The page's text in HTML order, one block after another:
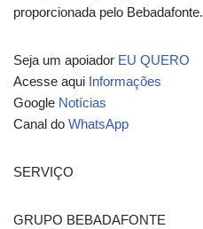
proporcionada pelo Bebadafonte.
Seja um apoiador EU QUERO
Acesse aqui Informações
Google Notícias
Canal do WhatsApp
SERVIÇO
GRUPO BEBADAFONTE